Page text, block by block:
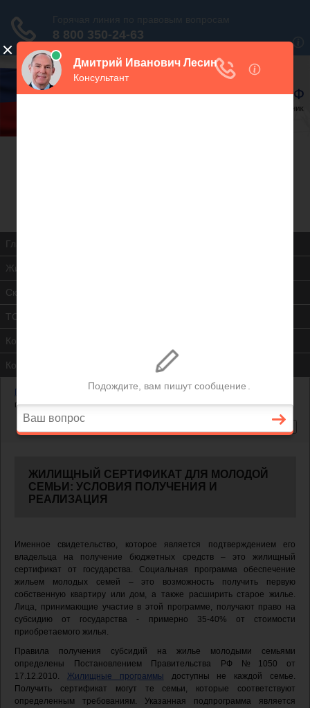
В закладки
Главная
Жилищная инспекция
Скачать ЖК РФ
ТСЖ
Контакты
Консультация юриста
Главная
Жилищный сертификат для молодой семьи: условия
получения и реализация
ЖИЛИЩНЫЙ СЕРТИФИКАТ ДЛЯ МОЛОДОЙ
СЕМЬИ: УСЛОВИЯ ПОЛУЧЕНИЯ И
РЕАЛИЗАЦИЯ
Именное свидетельство, которое является подтверждением его
владельца на получение бюджетных средств – это жилищный
сертификат от государства. Социальная программа обеспечение
жильем молодых семей – это возможность получить первую
собственную квартиру или дом, а также расширить старое жилье.
Лица, принимающие участие в этой программе, получают право на
субсидию от государства - примерно 35-40% от стоимости
приобретаемого жилья.
Правила получения субсидий на жилье молодыми семьями
определены Постановлением Правительства РФ №1050 от
17.12.2010. Жилищные программы доступны не каждой семье.
Получить сертификат могут те семьи, которые соответствуют
определенным требованиям. Указанная подпрограмма является